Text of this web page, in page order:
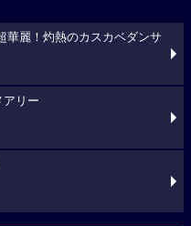
華麗！灼熱のカスカベダンサ
アリー